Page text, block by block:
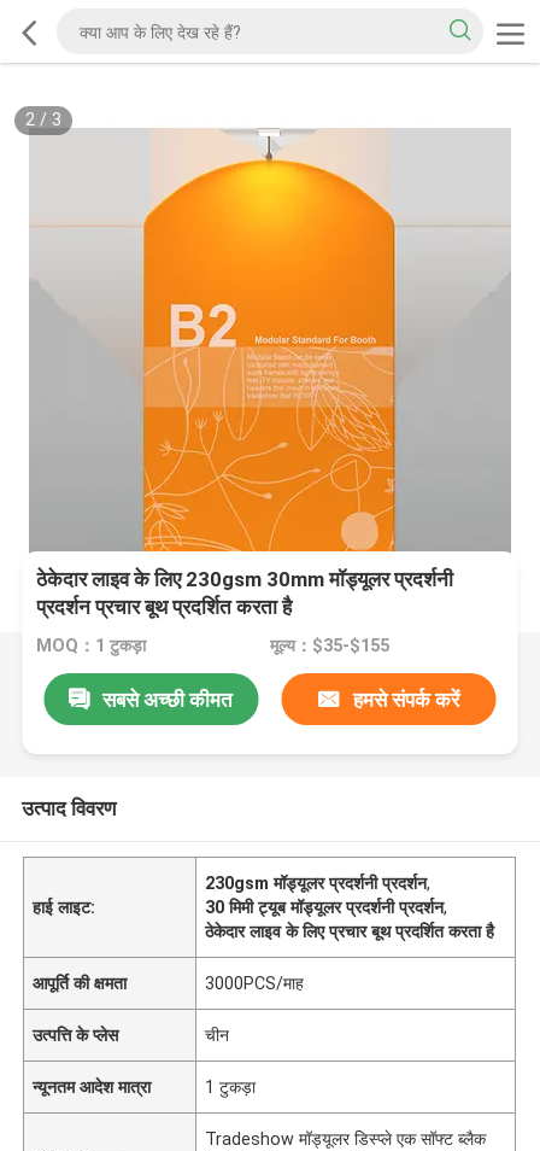
2/ 3
ठेकेदार लाइव के लिए 230gsm 30mm मॉड्यूलर प्रदर्शनी
प्रदर्शन प्रचार बूथ प्रदर्शित करता है
MOQ：1 टुकड़ा मूल्य：$35-$155
सबसे अच्छी कीमत हमसे संपर्क करें
उत्पाद विवरण
हाई लाइट:
230gsm मॉड्यूलर प्रदर्शनी प्रदर्शन,
30 मिमी ट्यूब मॉड्यूलर प्रदर्शनी प्रदर्शन,
ठेकेदार लाइव के लिए प्रचार बूथ प्रदर्शित करता है
आपूर्ति की क्षमता 3000PCS/माह
उत्पत्ति के प्लेस चीन
न्यूनतम आदेश मात्रा 1 टुकड़ा
Tradeshow मॉड्यूलर डिस्प्ले एक सॉफ्ट ब्लैक